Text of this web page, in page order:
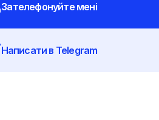
Зателефонуйте мені
Написати в Telegram